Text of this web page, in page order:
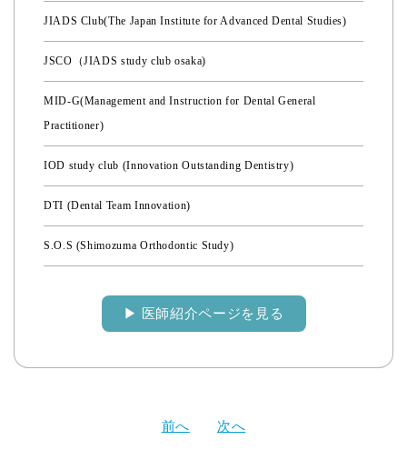
JIADS Club(The Japan Institute for Advanced Dental Studies)
JSCO（JIADS study club osaka)
MID-G(Management and Instruction for Dental General
Practitioner)
IOD study club (Innovation Outstanding Dentistry)
DTI (Dental Team Innovation)
S.O.S (Shimozuma Orthodontic Study)
▶︎ 医師紹介ページを見る
稿
前へ 次へ